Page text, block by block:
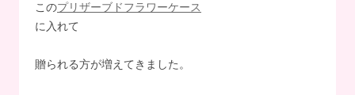
このプリザーブドフラワーケース
に入れて
贈られる方が増えてきました。